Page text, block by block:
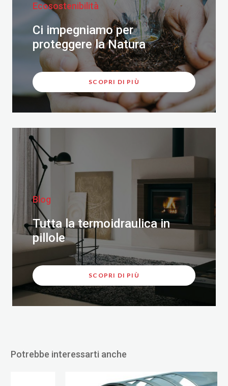
Ecosostenibilità
Ci impegniamo per
proteggere la Natura
SCOPRI DI PIÙ
Blog
Tutta la termoidraulica in
pillole
SCOPRI DI PIÙ
Potrebbe interessarti anche